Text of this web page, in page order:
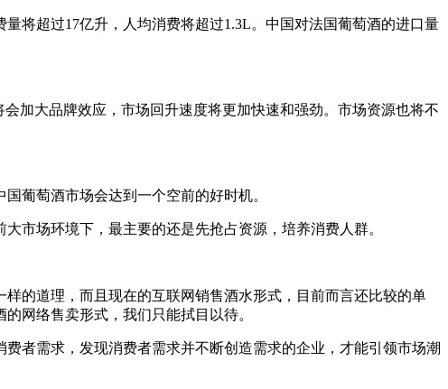
将超过17亿升，人均消费将超过1.3L。中国对法国葡萄酒的进口量
加大品牌效应，市场回升速度将更加快速和强劲。市场资源也将不
葡萄酒市场会达到一个空前的好时机。
市场环境下，最主要的还是先抢占资源，培养消费人群。
的道理，而且现在的互联网销售酒水形式，目前而言还比较的单
网络售卖形式，我们只能拭目以待。
者需求，发现消费者需求并不断创造需求的企业，才能引领市场潮